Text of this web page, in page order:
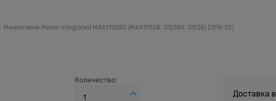
Микросхема Maxim Integrated MAX17028G (MAX17028, 17028G, 17028) (QFN-20)
Количество:
Доставка в